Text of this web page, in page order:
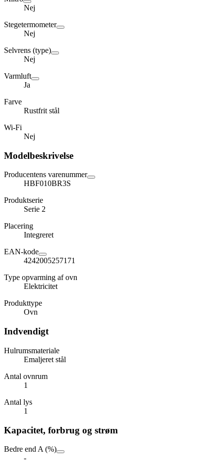
Nej
Stegetermometer
Nej
Selvrens (type)
Nej
Varmluft
Ja
Farve
Rustfrit stål
Wi-Fi
Nej
Modelbeskrivelse
Producentens varenummer
HBF010BR3S
Produktserie
Serie 2
Placering
Integreret
EAN-kode
4242005257171
Type opvarming af ovn
Elektricitet
Produkttype
Ovn
Indvendigt
Hulrumsmateriale
Emaljeret stål
Antal ovnrum
1
Antal lys
1
Kapacitet, forbrug og strøm
Bedre end A (%)
-